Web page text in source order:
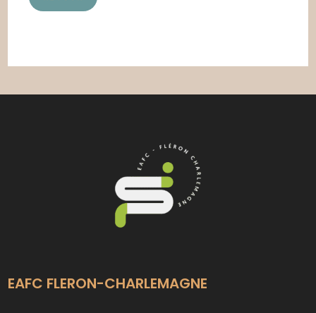
EAFC FLERON-CHARLEMAGNE